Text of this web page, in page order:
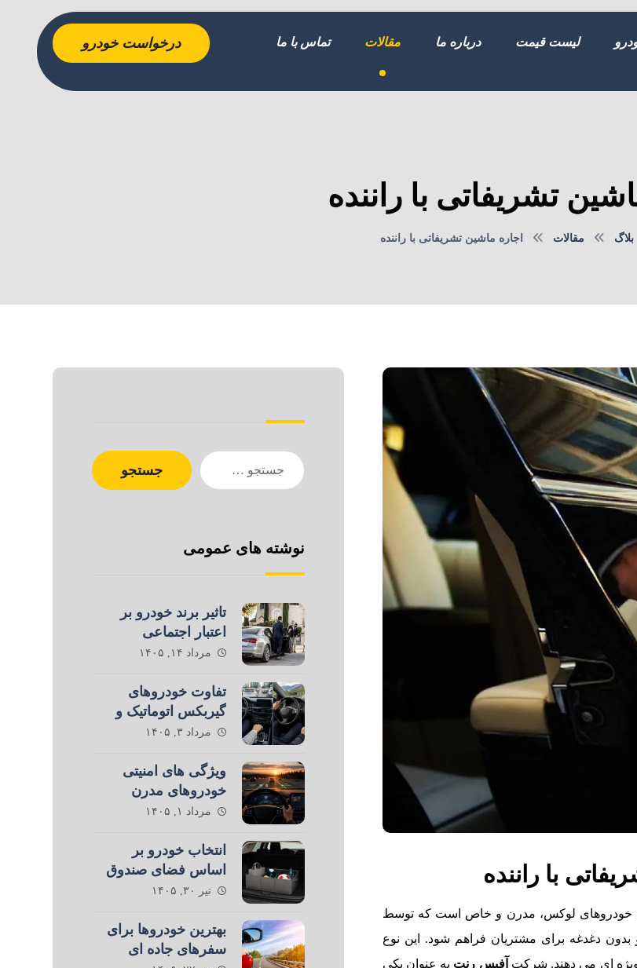
لیست قیمت درباره ما مقالات تماس با ما درخواست خودرو
تشریفاتی با راننده
بلاگ مقالات اجاره ماشین تشریفاتی با راننده
با راننده
خودروهای لوکس، مدرن و خاص است که توسط
دغدغه برای مشتریان فراهم شود. این نوع
ای می دهند. شرکت آفیس رنت به عنوان یکی
جستجو
نوشته های عمومی
تاثیر برند خودرو بر
اعتبار اجتماعی
مرداد ۱۴, ۱۴۰۵
تفاوت خودروهای
گیربکس اتوماتیک و
دستی در رانندگی
مرداد ۳, ۱۴۰۵
ویژگی های امنیتی
خودروهای مدرن
مرداد ۱, ۱۴۰۵
انتخاب خودرو بر
اساس فضای صندوق
عقب
تیر ۳۰, ۱۴۰۵
بهترین خودروها برای
سفرهای جاده ای